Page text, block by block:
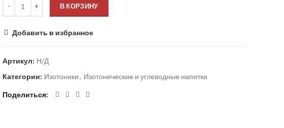
В КОРЗИНУ
Добавить в избранное
Артикул: Н/Д
Категории: Изотоники, Изотонические и углеводные напитки
Поделиться